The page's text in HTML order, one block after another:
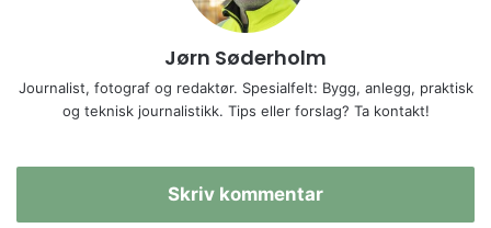
Jørn Søderholm
Journalist, fotograf og redaktør. Spesialfelt: Bygg, anlegg, praktisk
og teknisk journalistikk. Tips eller forslag? Ta kontakt!
Skriv kommentar